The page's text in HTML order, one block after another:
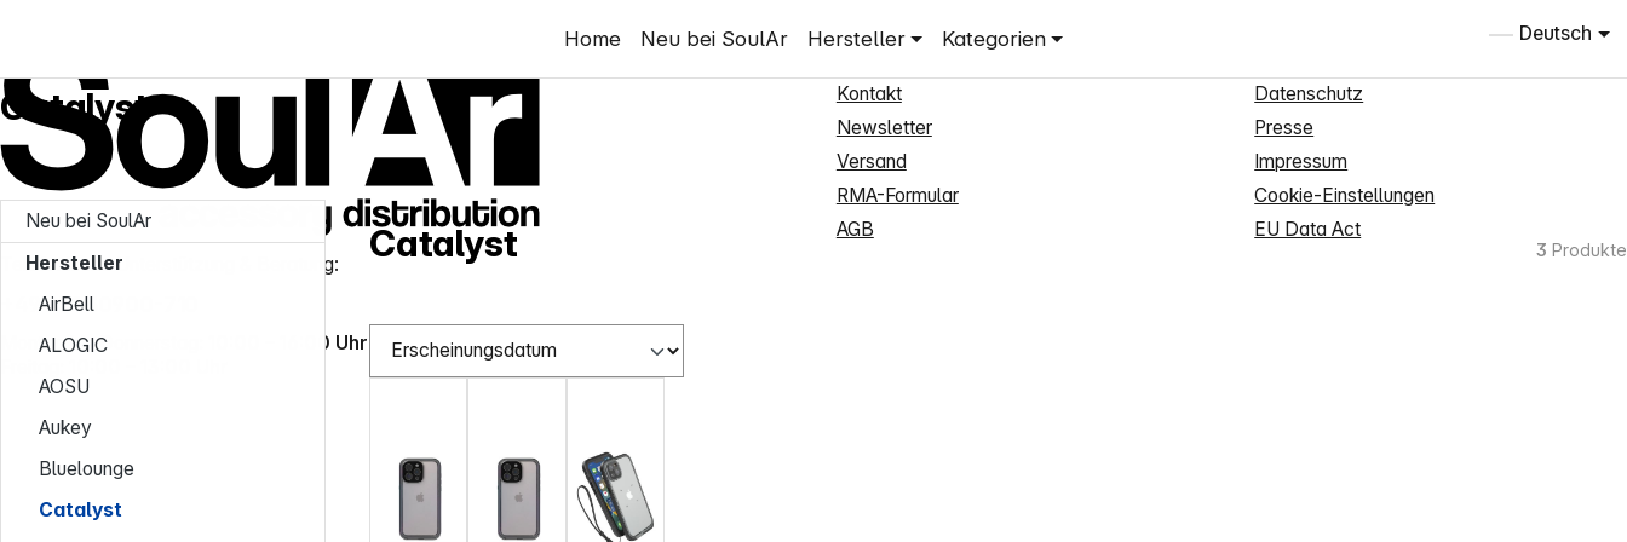
Deutsch
Home Neu bei SoulAr Hersteller Kategorien
Catalyst
Neu bei SoulAr
Hersteller
AirBell
ALOGIC
AOSU
Aukey
Bluelounge
Catalyst
Catalyst 3 Produkte
Telefonische Unterstützung & Beratung:
+49 951 30900-710
Montag bis Donnerstag:
10:00 – 16:00 Uhr
Kontakt
Newsletter
Versand
RMA-Formular
AGB
Datenschutz
Presse
Impressum
Cookie-Einstellungen
EU Data Act